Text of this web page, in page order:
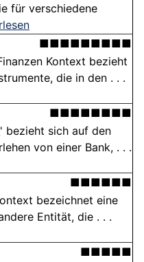
für verschiedene
■■■■■■■■■
Kontext bezieht
die in den . . .
■■■■■■■■
bezieht sich auf den
von einer Bank, . . .
■■■■■■
bezeichnet eine
Entität, die . . .
■■■■■